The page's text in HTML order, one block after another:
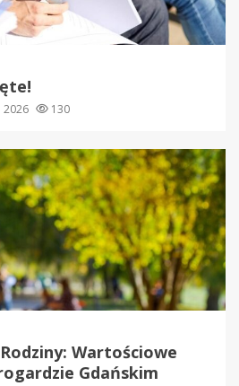
2026 130
Wartościowe
Gdańskim